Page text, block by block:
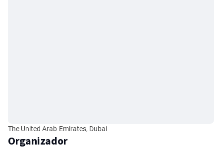
The United Arab Emirates, Dubai
Organizador